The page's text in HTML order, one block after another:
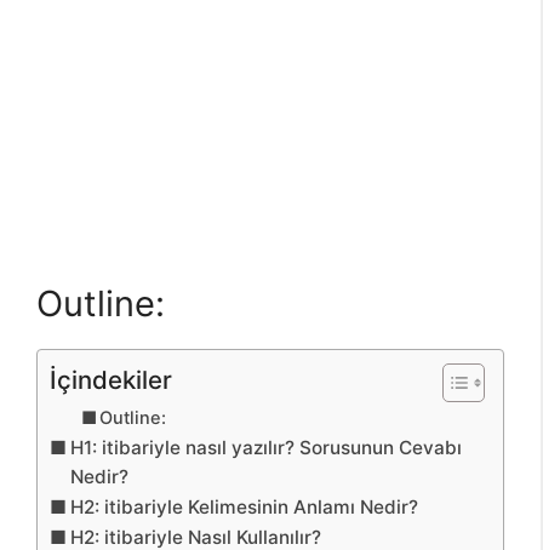
Outline:
İçindekiler
Outline:
H1: itibariyle nasıl yazılır? Sorusunun Cevabı
Nedir?
H2: itibariyle Kelimesinin Anlamı Nedir?
H2: itibariyle Nasıl Kullanılır?